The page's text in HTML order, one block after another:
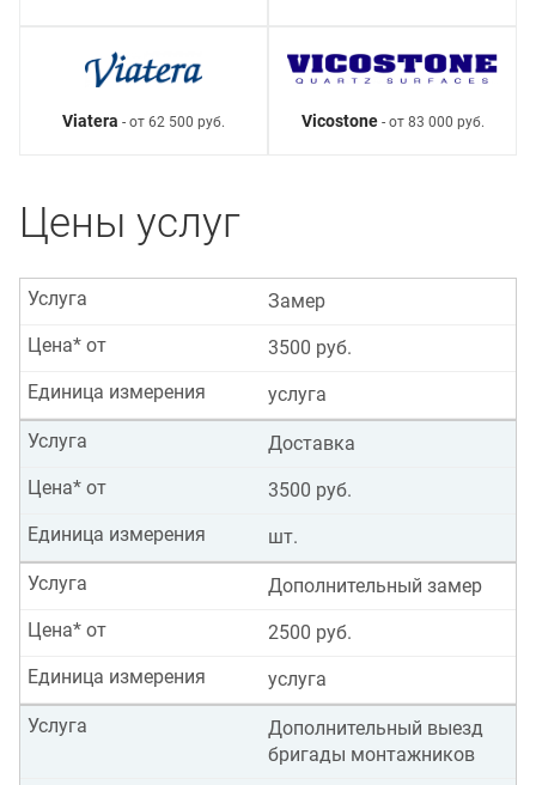
Viatera - от 62 500 руб. Vicostone- от 83 000 руб.
Цены услуг
Замер
Услуга
3500 руб.
Цена* от
услуга
Единица измерения
Доставка
Услуга
3500 руб.
Цена* от
шт.
Единица измерения
Дополнительный замер
Услуга
2500 руб.
Цена* от
услуга
Единица измерения
Дополнительный выезд
бригады монтажников
Услуга